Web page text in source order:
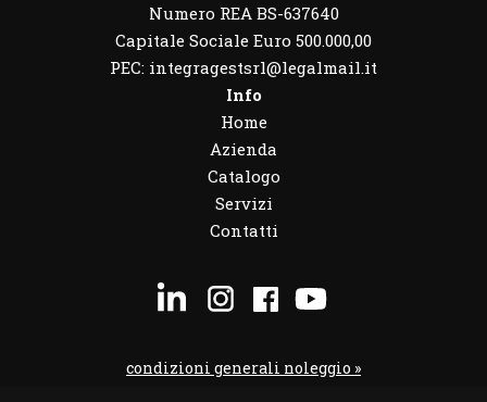
Numero REA BS-637640
Capitale Sociale Euro 500.000,00
PEC: integragestsrl@legalmail.it
Info
Home
Azienda
Catalogo
Servizi
Contatti
condizioni generali noleggio »